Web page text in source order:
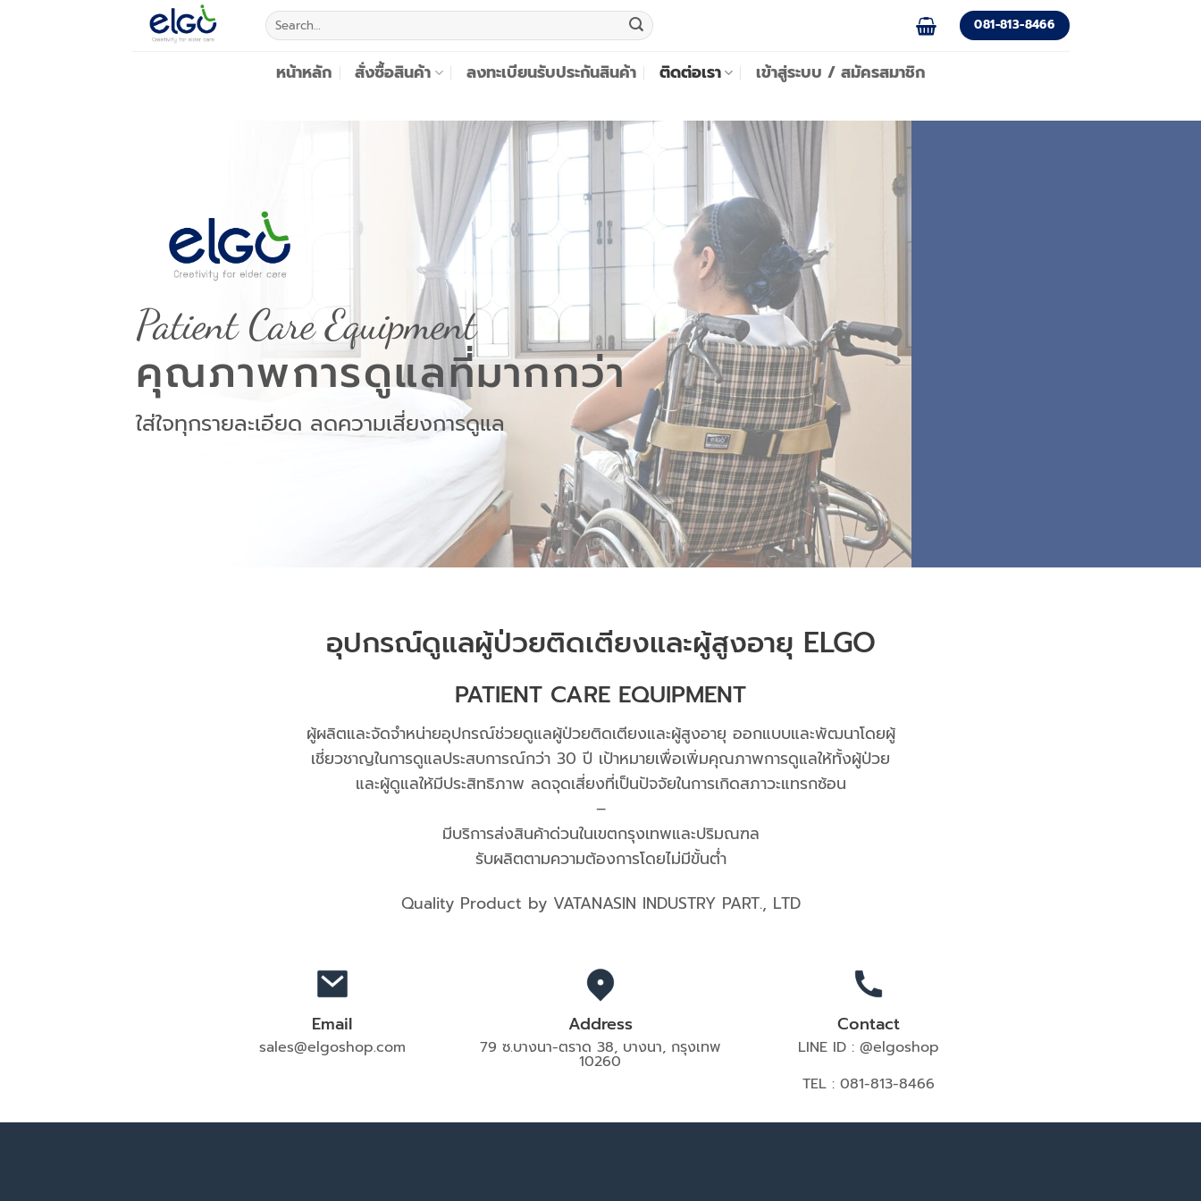
Search
for:
081-813-8466
หน้าหลัก สั่งซื้อสินค้า ลงทะเบียนรับประกันสินค้า ติดต่อเรา เข้าสู่ระบบ / สมัครสมาชิก
Patient Care Equipment
คุณภาพการดูแลที่มากกว่า
ใส่ใจทุกรายละเอียด ลดความเสี่ยงการดูแล
อุปกรณ์ดูแลผู้ป่วยติดเตียงและผู้สูงอายุ ELGO
PATIENT CARE EQUIPMENT
ผู้ผลิตและจัดจำหน่ายอุปกรณ์ช่วยดูแลผู้ป่วยติดเตียงและผู้สูงอายุ ออกแบบและพัฒนาโดยผู้
เชี่ยวชาญในการดูแลประสบการณ์กว่า 30 ปี เป้าหมายเพื่อเพิ่มคุณภาพการดูแลให้ทั้งผู้ป่วย
และผู้ดูแลให้มีประสิทธิภาพ ลดจุดเสี่ยงที่เป็นปัจจัยในการเกิดสภาวะแทรกซ้อน
–
มีบริการส่งสินค้าด่วนในเขตกรุงเทพและปริมณฑล
รับผลิตตามความต้องการโดยไม่มีขั้นต่ำ
Quality Product by VATANASIN INDUSTRY PART., LTD
Email
sales@elgoshop.com
Address
79 ซ.บางนา-ตราด 38, บางนา, กรุงเทพ
10260
Contact
LINE ID : @elgoshop
TEL : 081-813-8466